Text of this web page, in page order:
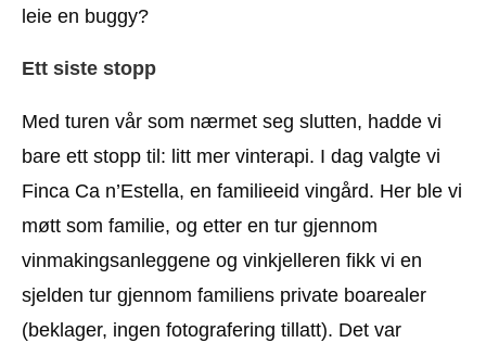
leie en buggy?
Ett siste stopp
Med turen vår som nærmet seg slutten, hadde vi
bare ett stopp til: litt mer vinterapi. I dag valgte vi
Finca Ca n’Estella, en familieeid vingård. Her ble vi
møtt som familie, og etter en tur gjennom
vinmakingsanleggene og vinkjelleren fikk vi en
sjelden tur gjennom familiens private boarealer
(beklager, ingen fotografering tillatt). Det var